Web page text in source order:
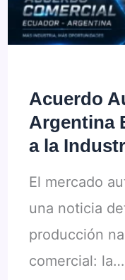
el
Mercado
Acuerdo
Argentina
a la
El mercado
una noticia
producción
comercial: la…